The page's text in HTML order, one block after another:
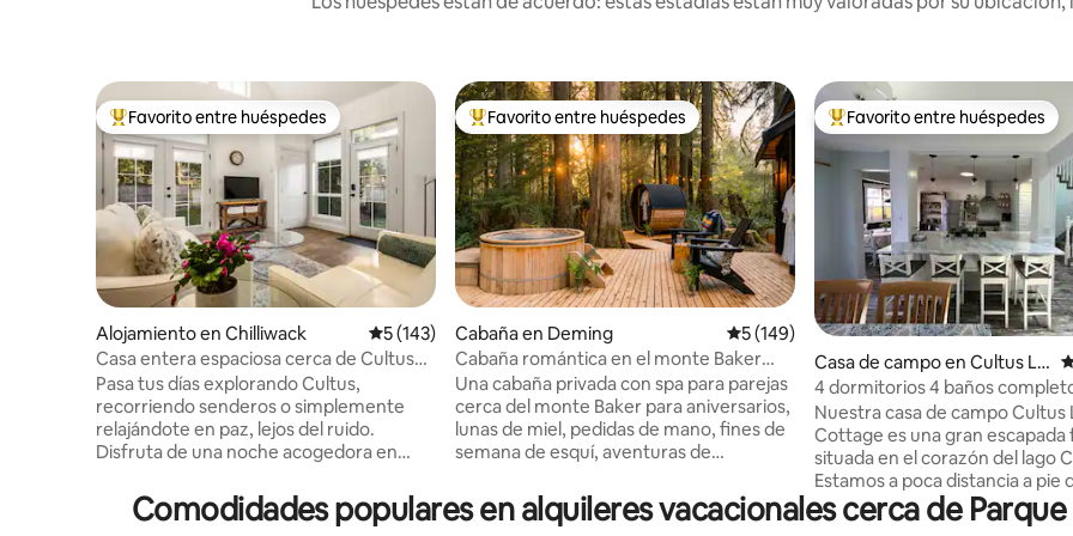
Favorito entre huéspedes preferido
Favorito entre huéspedes
Alojamiento en Chilliwack Calificación promedio: 5 de 5, 143 reseñas
5 (143)
Casa entera espaciosa cerca de Cultus
AC y patio propio
Pasa tus días explorando Cultus,
recorriendo senderos o simplemente
relajándote en paz, lejos del ruido.
Disfruta de una noche acogedora en
🏡 Casa de 2 pisos totalmente privada: sin
espacios compartidos, tranquilidad total •
Favorito entre huéspedes preferido
Favorito entre huéspedes
Cabaña en Deming Calificación promedio: 5 de 5, 149 reseñas
5 (149)
Cabaña romántica en el monte Baker
para 2 personas | Jacuzzi + sauna
Una cabaña privada con spa para parejas
cerca del monte Baker para aniversarios,
lunas de miel, pedidas de mano, fines de
semana de esquí, aventuras de
tranquilas para dos. ✔️ Jacuzzi de cedro
✔️ Sauna panorámica de barril ✔️ Ducha
Favorito entre huéspedes
Favorito entre huéspedes
Casa de campo en Cultus La
ke
4 dormitorios 4 baños
Nuestra casa de campo Cultus
Cottage es una gran escapada
situada en el corazón del lago
Estamos a poca distancia a pie
toboganes acuáticos de Cultus
club de golf de Cultus Lake, de
Comodidades populares en alquileres vacacionales cerca de